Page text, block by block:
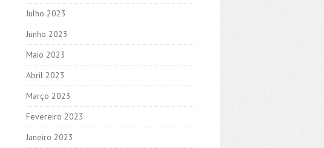
Julho 2023
Junho 2023
Maio 2023
Abril 2023
Março 2023
Fevereiro 2023
Janeiro 2023